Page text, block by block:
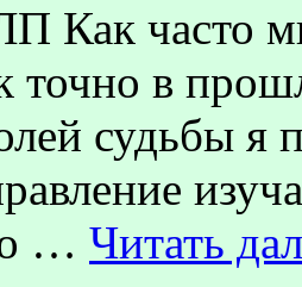
часто мы
в
судьбы я
… Читать